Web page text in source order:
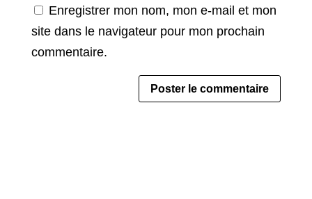
Enregistrer mon nom, mon e-mail et mon
site dans le navigateur pour mon prochain
commentaire.